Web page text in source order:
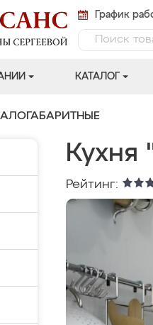
График
КАТАЛОГ
Кухня
Рейтинг: